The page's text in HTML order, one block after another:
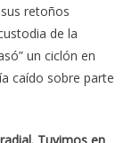
retoños
de la
un ciclón en
caído sobre parte